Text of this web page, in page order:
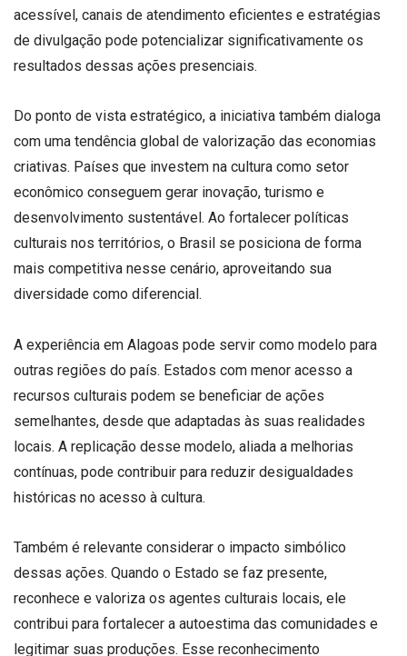
acessível, canais de atendimento eficientes e estratégias
de divulgação pode potencializar significativamente os
resultados dessas ações presenciais.
Do ponto de vista estratégico, a iniciativa também dialoga
com uma tendência global de valorização das economias
criativas. Países que investem na cultura como setor
econômico conseguem gerar inovação, turismo e
desenvolvimento sustentável. Ao fortalecer políticas
culturais nos territórios, o Brasil se posiciona de forma
mais competitiva nesse cenário, aproveitando sua
diversidade como diferencial.
A experiência em Alagoas pode servir como modelo para
outras regiões do país. Estados com menor acesso a
recursos culturais podem se beneficiar de ações
semelhantes, desde que adaptadas às suas realidades
locais. A replicação desse modelo, aliada a melhorias
contínuas, pode contribuir para reduzir desigualdades
históricas no acesso à cultura.
Também é relevante considerar o impacto simbólico
dessas ações. Quando o Estado se faz presente,
reconhece e valoriza os agentes culturais locais, ele
contribui para fortalecer a autoestima das comunidades e
legitimar suas produções. Esse reconhecimento